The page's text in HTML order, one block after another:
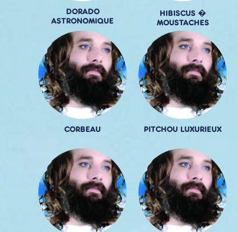
DORADO
ASTRONOMIQUE
HIBISCUS �
MOUSTACHES
CORBEAU PITCHOU LUXURIEUX